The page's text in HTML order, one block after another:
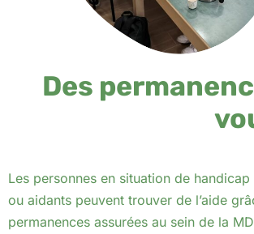
Des
Les personnes en situation de
ou aidants peuvent trouver de l’aide
permanences assurées au sein de la